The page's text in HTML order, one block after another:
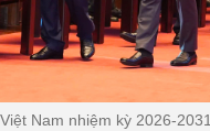
Nam nhiệm kỳ 2026-